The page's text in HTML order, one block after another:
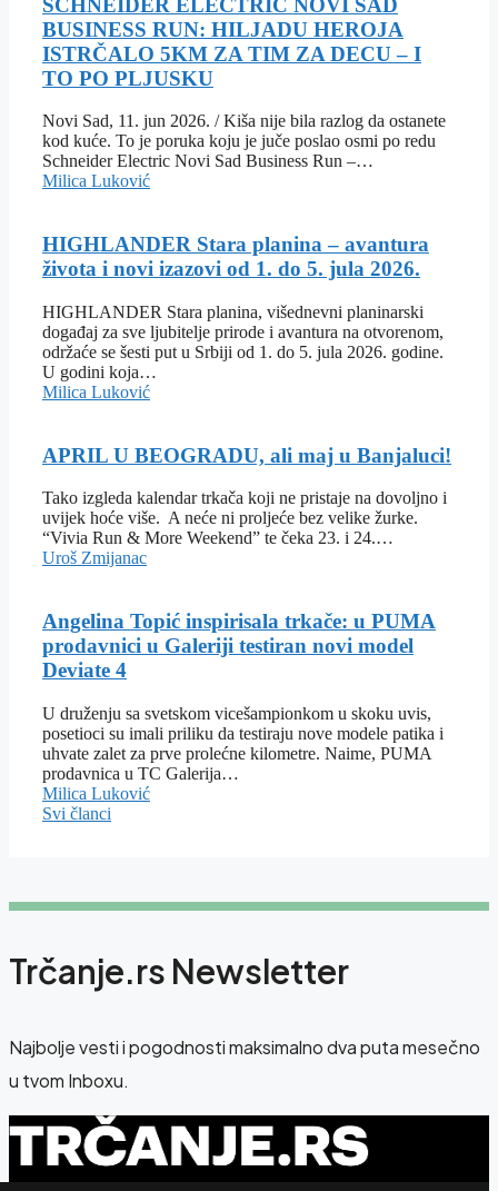
SCHNEIDER ELECTRIC NOVI SAD
BUSINESS RUN: HILJADU HEROJA
ISTRČALO 5KM ZA TIM ZA DECU – I
TO PO PLJUSKU
Novi Sad, 11. jun 2026. / Kiša nije bila razlog da ostanete
kod kuće. To je poruka koju je juče poslao osmi po redu
Schneider Electric Novi Sad Business Run –…
Milica Luković
HIGHLANDER Stara planina – avantura
života i novi izazovi od 1. do 5. jula 2026.
HIGHLANDER Stara planina, višednevni planinarski
događaj za sve ljubitelje prirode i avantura na otvorenom,
održaće se šesti put u Srbiji od 1. do 5. jula 2026. godine.
U godini koja…
Milica Luković
APRIL U BEOGRADU, ali maj u Banjaluci!
Tako izgleda kalendar trkača koji ne pristaje na dovoljno i
uvijek hoće više. A neće ni proljeće bez velike žurke.
“Vivia Run & More Weekend” te čeka 23. i 24.…
Uroš Zmijanac
Angelina Topić inspirisala trkače: u PUMA
prodavnici u Galeriji testiran novi model
Deviate 4
U druženju sa svetskom vicešampionkom u skoku uvis,
posetioci su imali priliku da testiraju nove modele patika i
uhvate zalet za prve prolećne kilometre. Naime, PUMA
prodavnica u TC Galerija…
Milica Luković
Svi članci
Trčanje.rs Newsletter
Najbolje vesti i pogodnosti maksimalno dva puta mesečno
u tvom Inboxu.